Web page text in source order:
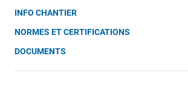
INFO CHANTIER
NORMES ET CERTIFICATIONS
DOCUMENTS